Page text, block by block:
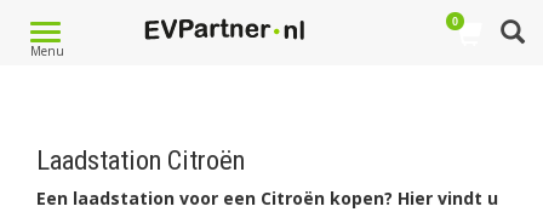
Toggle
navigation
Menu
0
Laadstation Citroën
Een laadstation voor een Citroën kopen? Hier vindt u